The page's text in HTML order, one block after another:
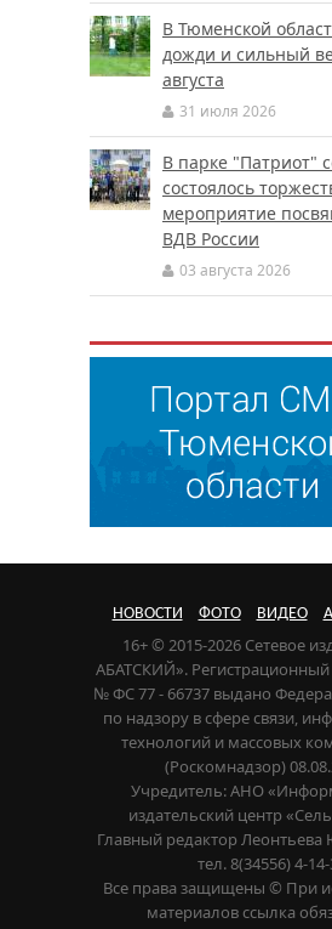
В Тюменской
дожди и сильный
августа
31 июля 2026
В парке "Патриот"
состоялось
мероприятие
ВДВ России
03 августа 2026
НОВОСТИ ФОТО ВИДЕО
16+ © 2015-2026 Сетевое
АБАТСКИЙ».
№ ФС 77 - 66737 выдано
по надзору в сфере связи,
технологий и массовых
(Роскомнадзор)
Учредитель: АНО
издательский центр
Главный редактор
тел. 8(34556) 4-
Все права защищены © При
материалов ссылка